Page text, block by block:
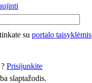
su portalo taisyklėmis
Prisijunkite
slaptažodis.